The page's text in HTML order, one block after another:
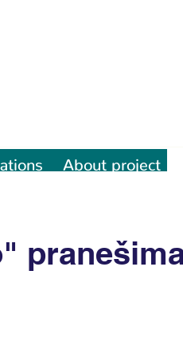
About project